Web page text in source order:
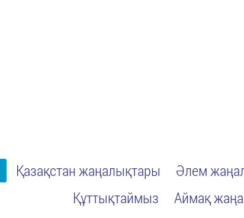
Қазақстан жаңалықтары Әлем
Құттықтаймыз
Аймақ